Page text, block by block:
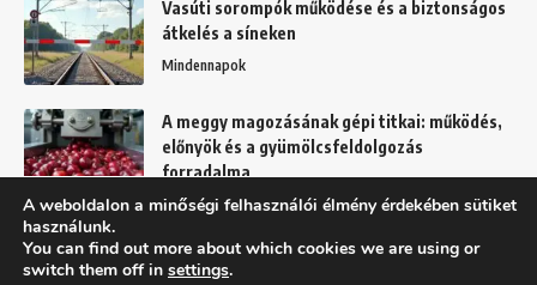
Vasúti sorompók működése és a biztonságos
átkelés a síneken
Mindennapok
A meggy magozásának gépi titkai: működés,
előnyök és a gyümölcsfeldolgozás
forradalma
Kert
A weboldalon a minőségi felhasználói élmény érdekében sütiket
használunk.
You can find out more about which cookies we are using or
switch them off in settings.